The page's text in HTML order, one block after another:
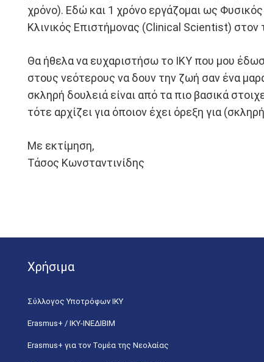
χρόνο). Εδώ και 1 χρόνο εργάζομαι ως
Κλινικός Επιστήμονας (Clinical Scientist) στον
Θα ήθελα να ευχαριστήσω το ΙΚΥ που μου
στους νεότερους να δουν την ζωή σαν ένα
σκληρή δουλειά είναι από τα πιο βασικά
τότε αρχίζει για όποιον έχει όρεξη για
Με εκτίμηση,
Τάσος Κωνσταντινίδης
Χρήσιμα
Σύλλογος Υποτρόφων ΙΚΥ
Erasmus+ / ΙΚΥ-ΙΝΕΔΙΒΙΜ
Erasmus+ για τον Τομέα της Νεολαίας